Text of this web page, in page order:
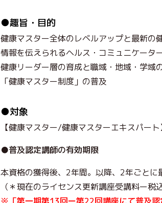
●趣旨・目的
健康マスター全体のレベルアップと最新の
情報を伝えられるヘルス・コミュニケータ
健康リーダー層の育成と職域・地域・学域
「健康マスター制度」の普及
●対象
【健康マスター/健康マスターエキスパー
●普及認定講師の有効期限
本資格の獲得後、2年間。以降、2年ごと
（＊現在のライセンス更新講座受講料ー